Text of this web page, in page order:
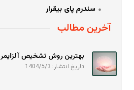
سندرم پای بیقرار
آخرین مطالب
بهترین روش تشخیص آلزایمر
تاریخ انتشار: 1404/5/3